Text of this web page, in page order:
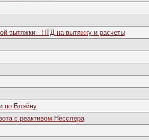
вытяжки - НТД на вытяжку и расчеты
по Блэйну
с реактивом Несс­лера